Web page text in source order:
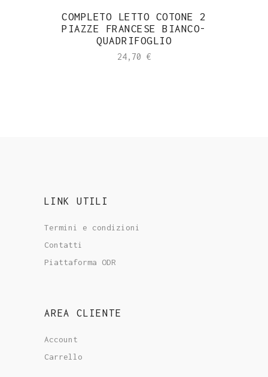
a
47,50 €
COMPLETO LETTO COTONE 2
PIAZZE FRANCESE BIANCO-
QUADRIFOGLIO
24,70 €
LINK UTILI
Termini e condizioni
Contatti
Piattaforma ODR
AREA CLIENTE
Account
Carrello